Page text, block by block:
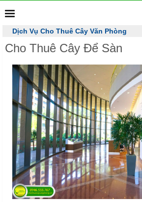
Cho thuê cây cảnh văn phòng - Trang trí
555 767
Dịch Vụ Cho Thuê Cây Văn Phòng
Cho Thuê Cây Để Sàn